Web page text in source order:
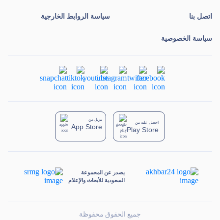
يصدر عن المجموعة
السعودية للأبحاث والإعلام
جميع الحقوق محفوظة
اتصل بنا سياسة الروابط الخارجية
سياسة الخصوصية
تنزيل من
App Store
احصل عليه من
Play Store